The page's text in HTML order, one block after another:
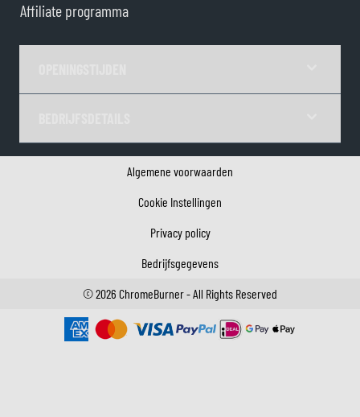
Affiliate programma
Algemene voorwaarden
Cookie Instellingen
Privacy policy
Bedrijfsgegevens
©2026 ChromeBurner - All Rights Reserved